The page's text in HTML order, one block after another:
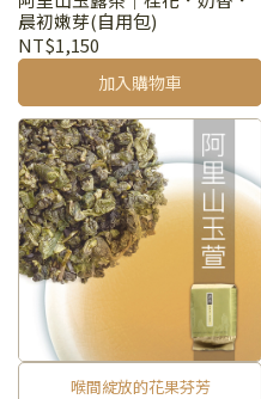
晨初嫩芽(自用包)
NT$1,150
加入購物車
喉間綻放的花果芬芳